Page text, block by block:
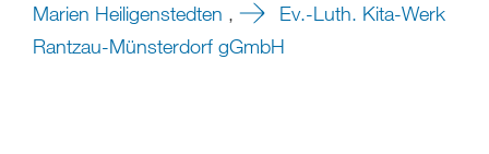
Marien Heiligenstedten ,
Ev.-Luth. Kita-Werk
Rantzau-Münsterdorf gGmbH